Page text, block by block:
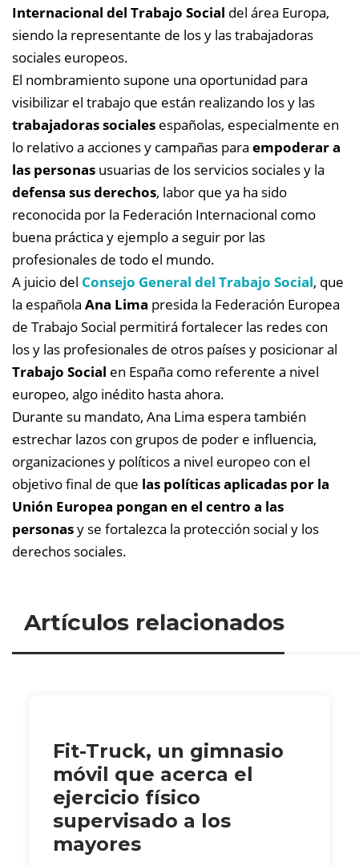
Internacional del Trabajo Social del área Europa,
siendo la representante de los y las trabajadoras
sociales europeos.
El nombramiento supone una oportunidad para
visibilizar el trabajo que están realizando los y las
trabajadoras sociales españolas, especialmente en
lo relativo a acciones y campañas para empoderar a
las personas usuarias de los servicios sociales y la
defensa sus derechos, labor que ya ha sido
reconocida por la Federación Internacional como
buena práctica y ejemplo a seguir por las
profesionales de todo el mundo.
A juicio del Consejo General del Trabajo Social, que
la española Ana Lima presida la Federación Europea
de Trabajo Social permitirá fortalecer las redes con
los y las profesionales de otros países y posicionar al
Trabajo Social en España como referente a nivel
europeo, algo inédito hasta ahora.
Durante su mandato, Ana Lima espera también
estrechar lazos con grupos de poder e influencia,
organizaciones y políticos a nivel europeo con el
objetivo final de que las políticas aplicadas por la
Unión Europea pongan en el centro a las
personasy se fortalezca la protección social y los
derechos sociales.
Artículos relacionados
Fit-Truck, un gimnasio
móvil que acerca el
ejercicio físico
supervisado a los
mayores